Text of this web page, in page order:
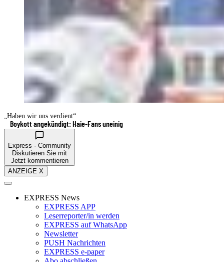
„Haben wir uns verdient“
Boykott angekündigt: Haie-Fans uneinig
Express · Community
Diskutieren Sie mit
Jetzt kommentieren
ANZEIGE X
EXPRESS News
EXPRESS APP
Leserreporter/in werden
EXPRESS auf WhatsApp
Newsletter
PUSH Nachrichten
EXPRESS e-paper